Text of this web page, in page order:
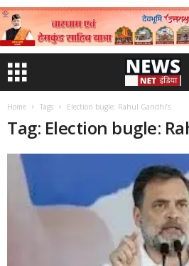
Home Tags Election bugle: Rahul Gandhi’s
Tag: Election bugle: